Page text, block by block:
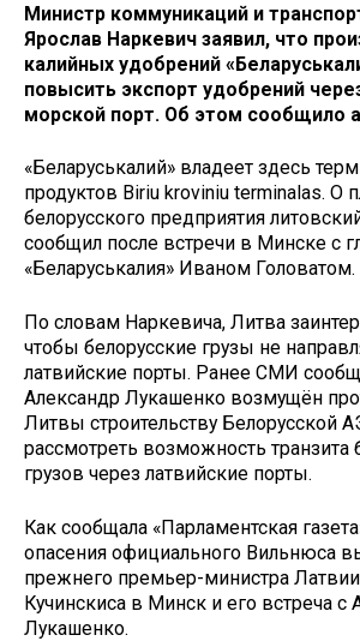
Министр коммуникаций и
Ярослав Наркевич заявил, что
калийных удобрений
повысить экспорт удобрений
морской порт. Об этом сообщило
«Беларуськалий» владеет здесь
продуктов Biriu kroviniu terminalas. О
белорусского предприятия
сообщил после встречи в Минске с
«Беларуськалия» Иваном Головатом.
По словам Наркевича, Литва
чтобы белорусские грузы не
латвийские порты. Ранее СМИ
Александр Лукашенко возмущён
Литвы строительству Белорусской
рассмотреть возможность транзита
грузов через латвийские порты.
Как сообщала «Парламентская
опасения официального Вильнюса
прежнего премьер-министра
Кучинскиса в Минск и его встреча с
Лукашенко.